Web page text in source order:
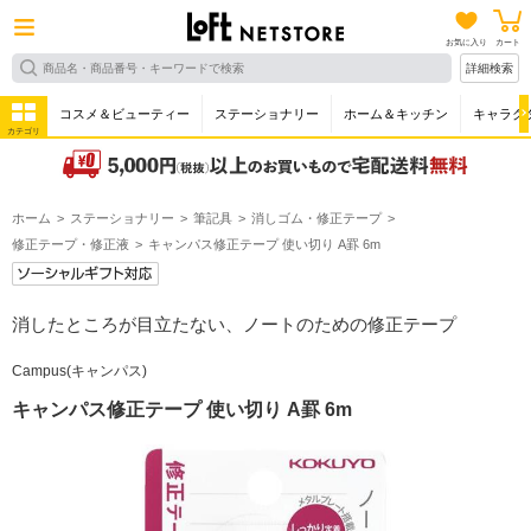
お気に入り カート
詳細検索
カテゴリ
コスメ＆ビューティー ステーショナリー ホーム＆キッチン キャラク
ホーム ステーショナリー 筆記具
消しゴム・修正テープ
修正テープ・修正液
キャンパス修正テープ 使い切り A罫 6m
消したところが目立たない、ノートのための修正テープ
Campus(キャンパス)
キャンパス修正テープ 使い切り A罫 6m